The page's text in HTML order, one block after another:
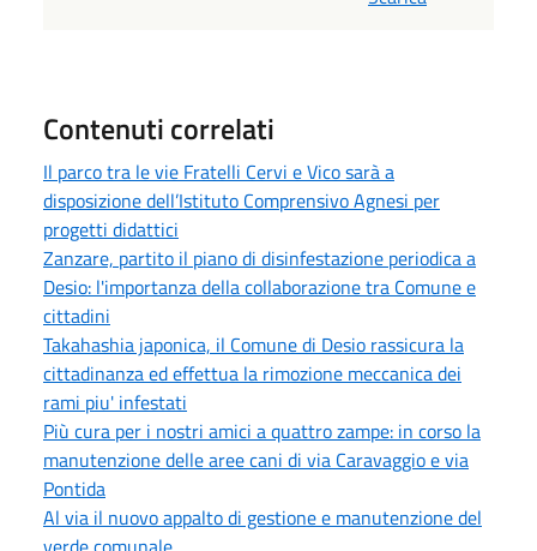
Contenuti correlati
Il parco tra le vie Fratelli Cervi e Vico sarà a
disposizione dell’Istituto Comprensivo Agnesi per
progetti didattici
Zanzare, partito il piano di disinfestazione periodica a
Desio: l'importanza della collaborazione tra Comune e
cittadini
Takahashia japonica, il Comune di Desio rassicura la
cittadinanza ed effettua la rimozione meccanica dei
rami piu' infestati
Più cura per i nostri amici a quattro zampe: in corso la
manutenzione delle aree cani di via Caravaggio e via
Pontida
Al via il nuovo appalto di gestione e manutenzione del